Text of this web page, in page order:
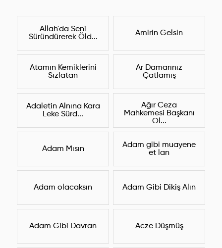
Allah'da Seni
Süründürerek Öld...
Amirin Gelsin
Atamın Kemiklerini
Sızlatan
Ar Damarınız
Çatlamış
Adaletin Alnına Kara
Leke Sürd...
Ağır Ceza
Mahkemesi Başkanı
Ol...
Adam Mısın
Adam gibi muayene
et lan
Adam olacaksın Adam Gibi Dikiş Alın
Adam Gibi Davran Acze Düşmüş